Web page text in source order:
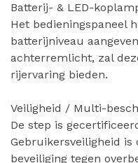
Batterij- & LED-
Het bedieningspaneel
batterijniveau
achterremlicht, zal
rijervaring bieden.
Veiligheid / Multi-
De step is
Gebruikersveiligheid
beveiliging tegen